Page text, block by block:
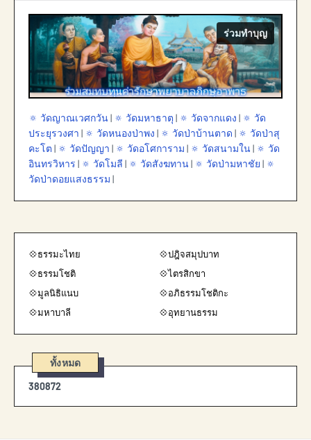
ร่วมทำบุญ
🔅 วัดญาณเวศกวัน| 🔅 วัดมหาธาตุ | 🔅 วัดจากแดง | 🔅 วัด
ประยุรวงศา | 🔅 วัดหนองป่าพง | 🔅 วัดป่าบ้านตาด | 🔅 วัดป่าสุ
คะโต | 🔅 วัดปัญญา | 🔅 วัดอโศการาม | 🔅 วัดสนามใน| 🔅 วัด
อินทรวิหาร | 🔅 วัดโมลี | 🔅 วัดสังฆทาน| 🔅 วัดป่ามหาชัย | 🔅
วัดป่าดอยแสงธรรม |
💠ธรรมะไทย
💠ปฎิจสมุปบาท
💠ธรรมโชติ
💠ไตรสิกขา
💠มูลนิธิแนบ
💠อภิธรรมโชติกะ
💠มหาบาลี
💠อุทยานธรรม
ทั้งหมด
380872